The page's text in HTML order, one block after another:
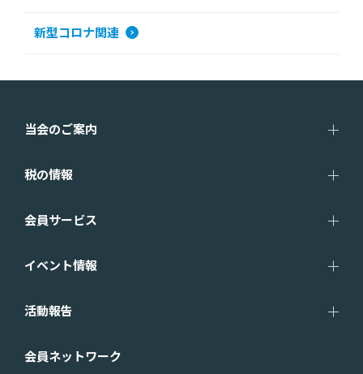
新型コロナ関連
当会のご案内
税の情報
会員サービス
イベント情報
活動報告
会員ネットワーク